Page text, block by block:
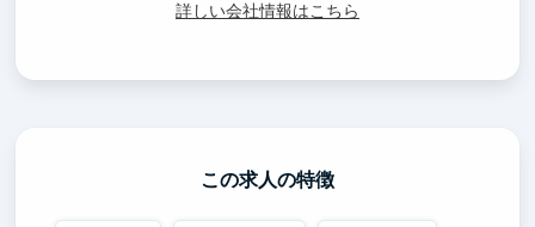
詳しい会社情報はこちら
この求人の特徴